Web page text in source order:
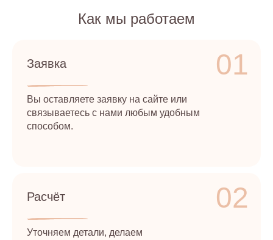
Как мы работаем
Заявка 01
Вы оставляете заявку на сайте или
связываетесь с нами любым удобным
способом.
Расчёт 02
Уточняем детали, делаем